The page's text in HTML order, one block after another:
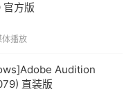
官方版
体播放
Audition
直装版